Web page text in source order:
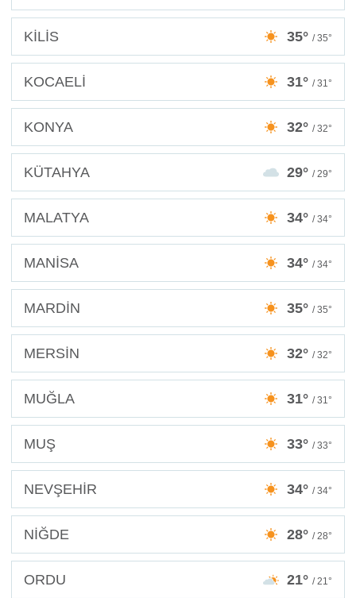
KİLİS 35° / 35°
KOCAELİ 31° / 31°
KONYA 32° / 32°
KÜTAHYA 29° / 29°
MALATYA 34° / 34°
MANİSA 34° / 34°
MARDİN 35° / 35°
MERSİN 32° / 32°
MUĞLA 31° / 31°
MUŞ 33° / 33°
NEVŞEHİR 34° / 34°
NİĞDE 28° / 28°
ORDU 21° / 21°